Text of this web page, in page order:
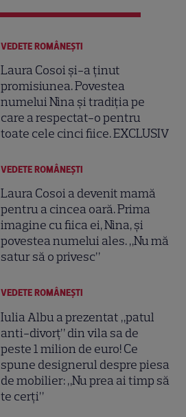
VEDETE ROMÂNEŞTI
Laura Cosoi și-a ținut
promisiunea. Povestea
numelui Nina și tradiția pe
care a respectat-o pentru
toate cele cinci fiice. EXCLUSIV
VEDETE ROMÂNEŞTI
Laura Cosoi a devenit mamă
pentru a cincea oară. Prima
imagine cu fiica ei, Nina, și
povestea numelui ales. „Nu mă
satur să o privesc”
VEDETE ROMÂNEŞTI
Iulia Albu a prezentat „patul
anti-divorț” din vila sa de
peste 1 milion de euro! Ce
spune designerul despre piesa
de mobilier: „Nu prea ai timp să
te cerți”